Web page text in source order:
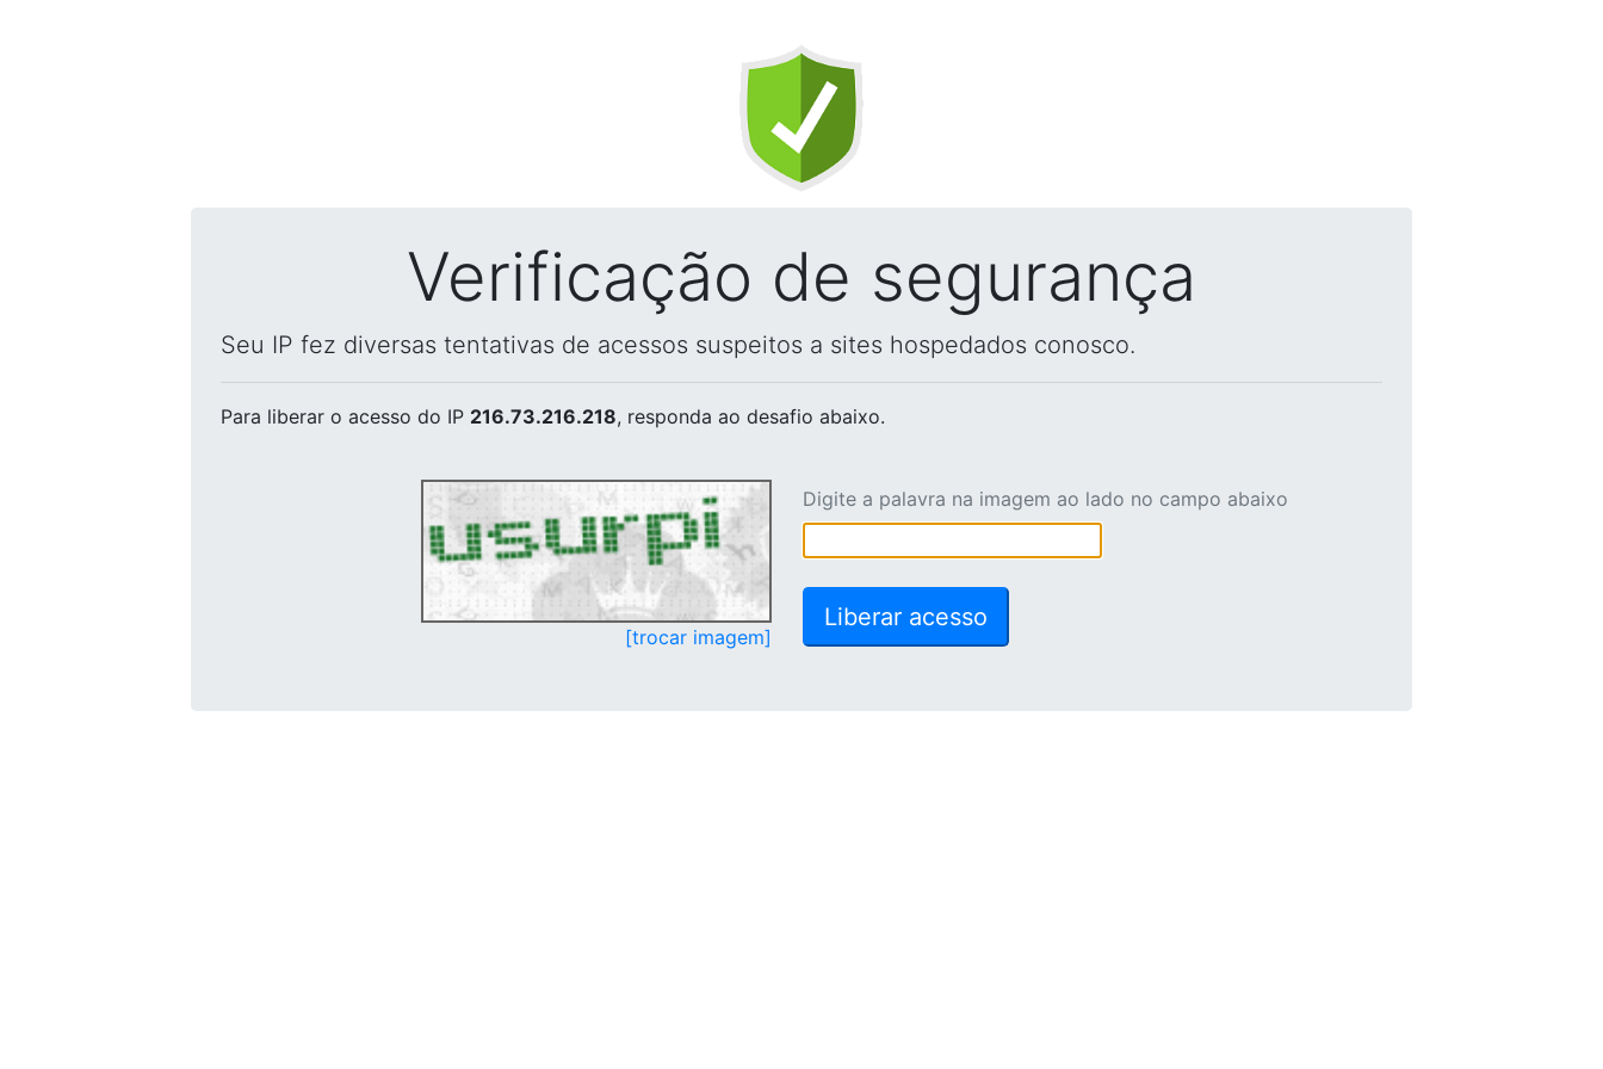
Verificação de segurança
Seu IP fez diversas tentativas de acessos suspeitos a sites hospedados conosco.
Para liberar o acesso do IP 216.73.216.218, responda ao desafio abaixo.
[trocar imagem]
Digite a palavra na imagem ao lado no campo abaixo